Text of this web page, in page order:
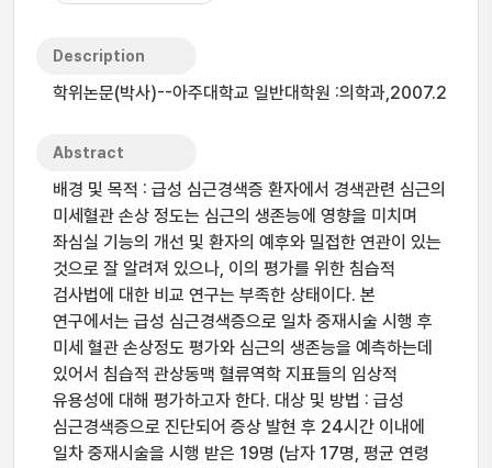
Description
학위논문(박사)--아주대학교 일반대학원 :의학과,2007.2
Abstract
배경 및 목적 : 급성 심근경색증 환자에서 경색관련 심근의
미세혈관 손상 정도는 심근의 생존능에 영향을 미치며
좌심실 기능의 개선 및 환자의 예후와 밀접한 연관이 있는
것으로 잘 알려져 있으나, 이의 평가를 위한 침습적
검사법에 대한 비교 연구는 부족한 상태이다. 본
연구에서는 급성 심근경색증으로 일차 중재시술 시행 후
미세 혈관 손상정도 평가와 심근의 생존능을 예측하는데
있어서 침습적 관상동맥 혈류역학 지표들의 임상적
유용성에 대해 평가하고자 한다. 대상 및 방법 : 급성
심근경색증으로 진단되어 증상 발현 후 24시간 이내에
일차 중재시술을 시행 받은 19명 (남자 17명, 평균 연령